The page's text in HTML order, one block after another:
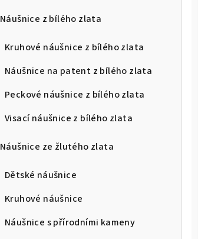
Náušnice z bílého zlata
Kruhové náušnice z bílého zlata
Náušnice na patent z bílého zlata
Peckové náušnice z bílého zlata
Visací náušnice z bílého zlata
Náušnice ze žlutého zlata
Dětské náušnice
Kruhové náušnice
Náušnice s přírodními kameny